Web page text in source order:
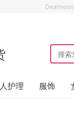
护理 服饰